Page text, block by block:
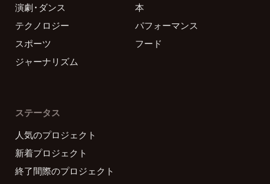
演劇・ダンス
本
テクノロジー
パフォーマンス
スポーツ
フード
ジャーナリズム
ステータス
人気のプロジェクト
新着プロジェクト
終了間際のプロジェクト